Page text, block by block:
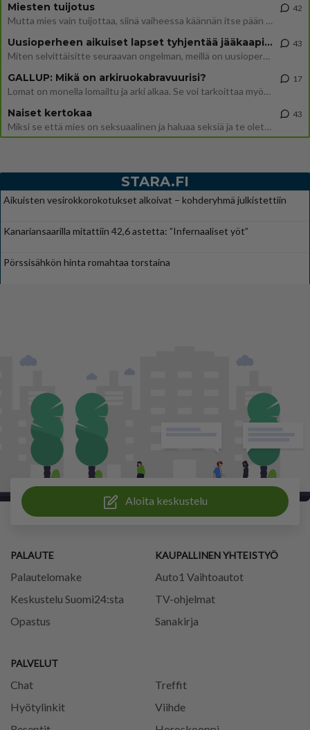
Miesten tuijotus
Mutta mies vain tuijottaa, siinä vaiheessa käännän itse pään pois. Mikä juttu? Yleensä jos joku tuijottaa tai katsoo, hä
42
Uusioperheen aikuiset lapset tyhjentää jääkaapin käydessään
Miten selvittäisitte seuraavan ongelman, meillä on uusioperhe, minulla teini-ikäiset lapset ja puolisolla aikuiset, jotk
43
GALLUP: Mikä on arkiruokabravuurisi?
Lomat on monella lomailtu ja arki alkaa. Se voi tarkoittaa myös sitä, että grillailut on grillattu ja palataan arjen ruo
17
Naiset kertokaa
Miksi se että mies on seksuaalinen ja haluaa seksiä ja te olette hänen mielestänne haluttava on vastenmielistä? Mikä sii
43
STARA.FI
Aikuisten vesirokkorokotukset alkoivat – kohderyhmä julkistettiin
Kanariansaarilla mitattiin 42,6 astetta: ”Infernaaliset yöt”
Pörssisähkön hinta romahtaa torstaina
Aloita keskustelu
PALAUTE
Palautelomake
Keskustelu Suomi24:sta
Opastus
PALVELUT
Chat
Treffit
Hyötylinkit
Viihde
KAUPALLINEN YHTEISTYÖ
Auto1 Vaihtoautot
TV-ohjelmat
Sanakirja